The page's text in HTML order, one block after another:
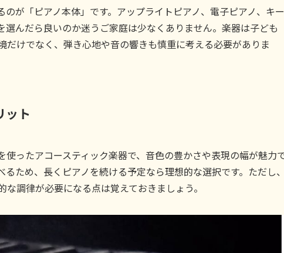
が「ピアノ本体」です。アップライトピアノ、電子ピアノ、キー
んだら良いのか迷うご家庭は少なくありません。楽器は子ども
けでなく、弾き心地や音の響きも慎重に考える必要がありま
ット
ったアコースティック楽器で、音色の豊かさや表現の幅が魅力
ため、長くピアノを続ける予定なら理想的な選択です。ただし
調律が必要になる点は覚えておきましょう。